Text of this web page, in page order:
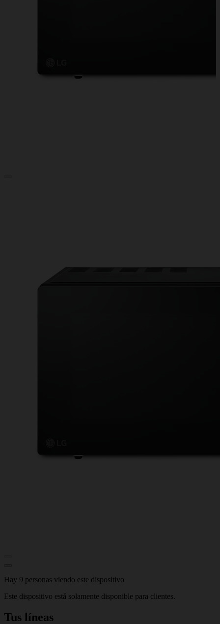
Hay 9 personas viendo este dispositivo
Este dispositivo está solamente disponible para clientes.
Tus líneas